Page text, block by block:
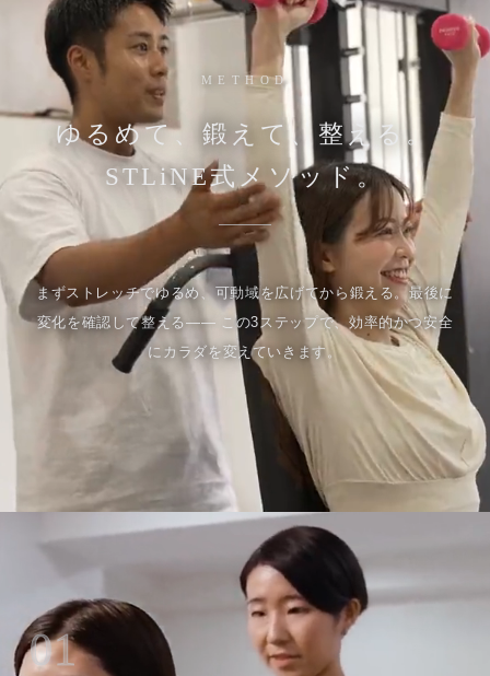
METHOD
ゆるめて、鍛えて、整える。
STLiNE式メソッド。
まずストレッチでゆるめ、可動域を広げてから鍛える。最後に
変化を確認して整える—— この3ステップで、効率的かつ安全
にカラダを変えていきます。
01